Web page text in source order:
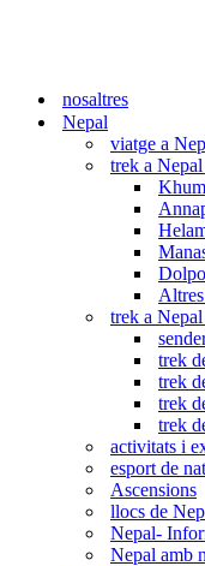
nosaltres
Nepal
viatge a
trek a
trek a
trek
trek
trek
trek
activitats i
esport de
Ascensions
llocs de
Nepal-
Nepal amb